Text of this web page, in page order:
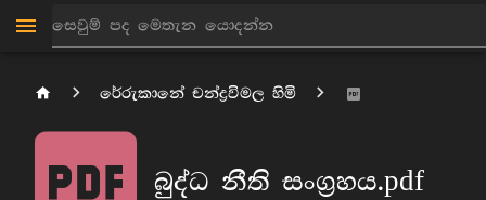
රේරුකානේ චන්ද්‍රවිමල හිමි
බුද්ධ නීති සංග්‍ර‍හය.pdf